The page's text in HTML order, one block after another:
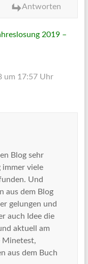
Antworten
2019 –
um 17:57 Uhr
Blog sehr
immer viele
Und
aus dem Blog
gelungen und
auch Idee die
aktuell am
Minetest,
aus dem Buch